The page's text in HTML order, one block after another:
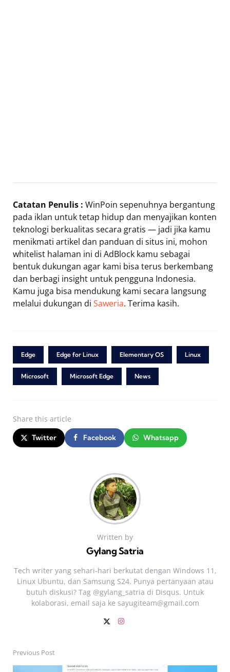
Catatan Penulis : WinPoin sepenuhnya bergantung
pada iklan untuk tetap hidup dan menyajikan konten
teknologi berkualitas secara gratis — jadi jika kamu
menikmati artikel dan panduan di situs ini, mohon
whitelist halaman ini di AdBlock kamu sebagai
bentuk dukungan agar kami bisa terus berkembang
dan berbagi insight untuk pengguna Indonesia.
Kamu juga bisa mendukung kami secara langsung
melalui dukungan di Saweria. Terima kasih.
Edge Edge for Linux Elementary OS Linux
Microsoft Microsoft Edge News
Share this article
Twitter Facebook Whatsapp
Written by
Gylang Satria
Tech writer yang sehari‑hari berkutat dengan Windows 11,
Linux Ubuntu, dan Samsung S24. Punya pertanyaan atau
butuh diskusi? Tag @gylang_satria di Disqus. Untuk
kolaborasi, email saja ke sayugiteam@gmail.com
PostPrevious Post